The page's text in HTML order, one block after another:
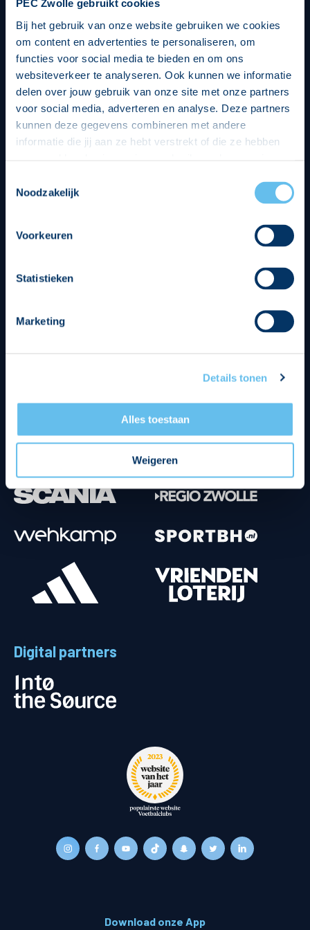
PEC Zwolle gebruikt cookies
Bij het gebruik van onze website gebruiken we cookies
om content en advertenties te personaliseren, om
functies voor social media te bieden en om ons
websiteverkeer te analyseren. Ook kunnen we informatie
delen over jouw gebruik van onze site met onze partners
voor social media, adverteren en analyse. Deze partners
kunnen deze gegevens combineren met andere
informatie die jij aan ze hebt verstrekt of die ze hebben
op een veilige en integere wijze. Je kunt je toestemming
beheren op de privacy- en cookieverklaring pagina.
Noodzakelijk
Voorkeuren
Statistieken
Marketing
Details tonen
Alles toestaan
Weigeren
Digital partners
Download onze App